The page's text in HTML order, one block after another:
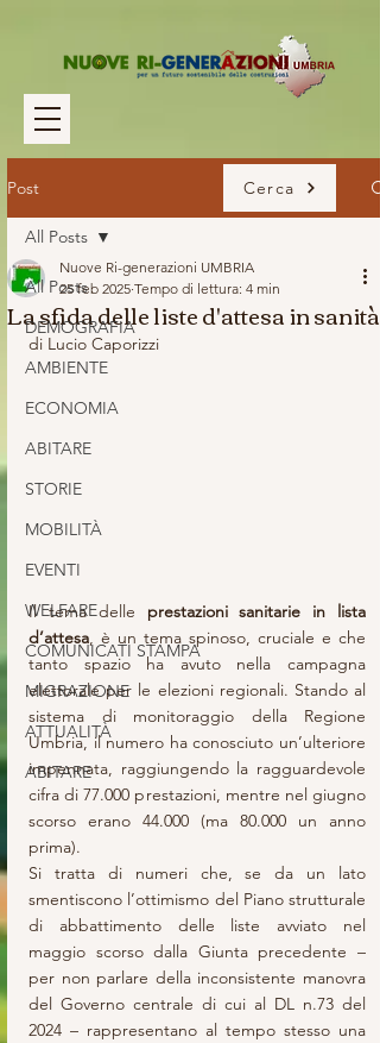
Post
All Posts
DEMOGRAFIA
AMBIENTE
ECONOMIA
ABITARE
STORIE
MOBILITÀ
EVENTI
WELFARE
COMUNICATI STAMPA
MIGRAZIONE
ATTUALITÀ
ABITARE
All Posts
La sfida delle liste d'attesa in sanità
Nuove Ri-generazioni UMBRIA
25 feb 2025 Tempo di lettura: 4 min
di Lucio Caporizzi
Il tema delle prestazioni sanitarie in lista
d’attesa, è un tema spinoso, cruciale e che
tanto spazio ha avuto nella campagna
elettorale per le elezioni regionali. Stando al
sistema di monitoraggio della Regione
Umbria, il numero ha conosciuto un’ulteriore
impennata, raggiungendo la ragguardevole
cifra di 77.000 prestazioni, mentre nel giugno
scorso erano 44.000 (ma 80.000 un anno
prima).
Si tratta di numeri che, se da un lato
smentiscono l’ottimismo del Piano strutturale
di abbattimento delle liste avviato nel
maggio scorso dalla Giunta precedente –
per non parlare della inconsistente manovra
del Governo centrale di cui al DL n.73 del
2024 – rappresentano al tempo stesso una
Cerca